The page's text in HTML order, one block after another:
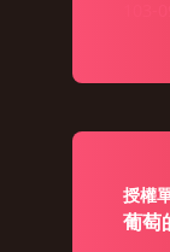
授權
葡萄